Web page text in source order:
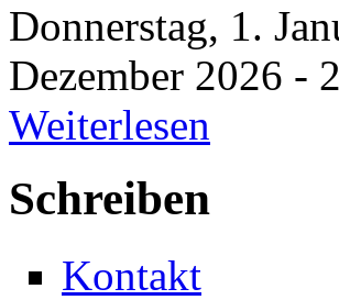
Donnerstag, 1.
Dezember 2026 -
Weiterlesen
Schreiben
Kontakt